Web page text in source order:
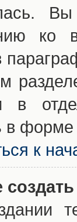
ко
в
в форме
к